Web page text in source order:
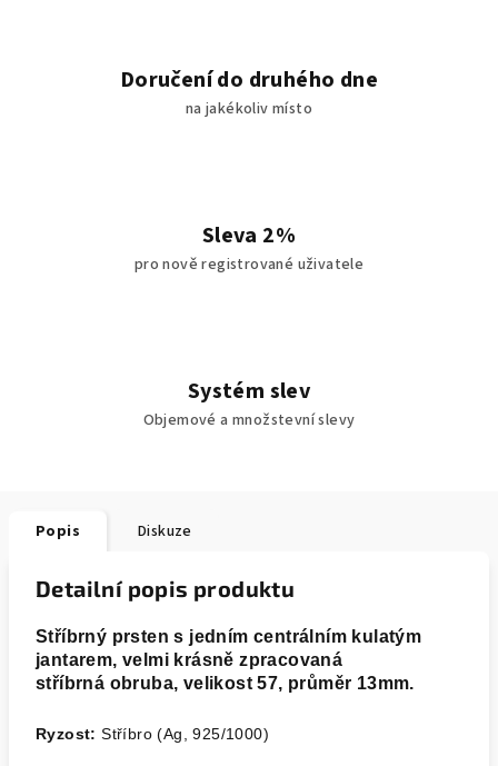
Doručení do druhého dne
na jakékoliv místo
Sleva 2%
pro nově registrované uživatele
Systém slev
Objemové a množstevní slevy
Popis Diskuze
Detailní popis produktu
Stříbrný prsten s jedním centrálním kulatým
jantarem, velmi krásně zpracovaná
stříbrná obruba, velikost 57, průměr 13mm.
Ryzost:Stříbro (Ag, 925/1000)